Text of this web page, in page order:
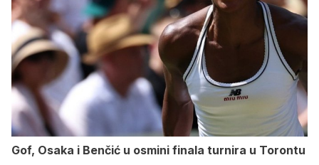
Gof, Osaka i Benčić u osmini finala turnira u Torontu